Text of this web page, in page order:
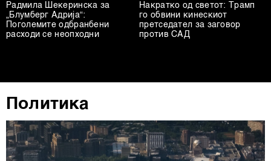
Радмила Шекеринска за
„Блумберг Адрија“:
Поголемите одбранбени
расходи се неопходни
Накратко од светот: Трамп
го обвини кинескиот
претседател за заговор
против САД
Политика